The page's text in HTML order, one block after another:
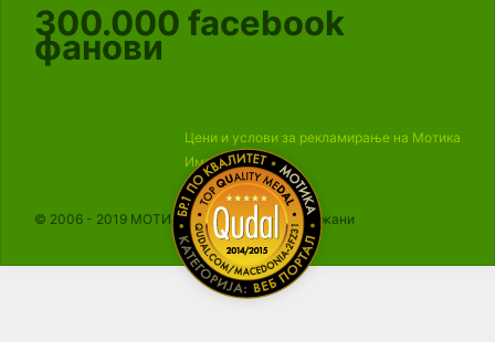
300.000 facebook
фанови
Цени и услови за рекламирање на Мотика
Импресум
© 2006 - 2019 МОТИКА, Сите права се задржани